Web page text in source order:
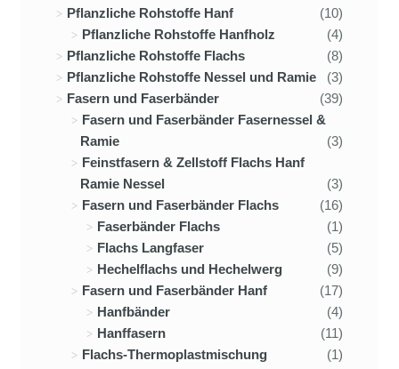
Pflanzliche Rohstoffe Hanf
(10)
Pflanzliche Rohstoffe Hanfholz
(4)
Pflanzliche Rohstoffe Flachs
(8)
Pflanzliche Rohstoffe Nessel und Ramie
(3)
Fasern und Faserbänder
(39)
Fasern und Faserbänder Fasernessel &
Ramie
(3)
Feinstfasern & Zellstoff Flachs Hanf
Ramie Nessel
(3)
Fasern und Faserbänder Flachs
(16)
Faserbänder Flachs
(1)
Flachs Langfaser
(5)
Hechelflachs und Hechelwerg
(9)
Fasern und Faserbänder Hanf
(17)
Hanfbänder
(4)
Hanffasern
(11)
Flachs-Thermoplastmischung
(1)